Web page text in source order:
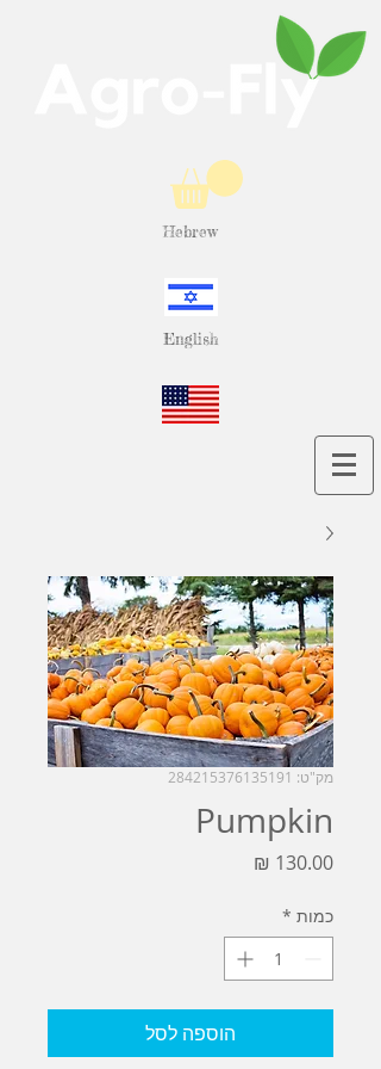
Hebrew
English
מק"ט: 284215376135191
Pumpkin
כמות *
הוספה לסל